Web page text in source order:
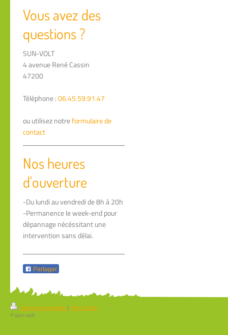
Vous avez des
questions ?
SUN-VOLT
4 avenue René Cassin
47200
Téléphone :06.45.59.91.47
ou utilisez notreformulaire de
contact
Nos heures
d'ouverture
-Du lundi au vendredi de 8h à 20h
-Permanence le week-end pour
dépannage nécéssitant une
intervention sans délai.
Partager
Version imprimable | Plan du site
© sun-volt